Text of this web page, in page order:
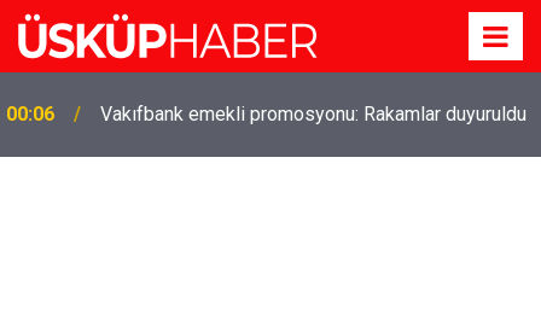
19:21
Gözde oldu! Hem köy hem mahalle hayatı iç içe!
İzmir'deki doğal semt